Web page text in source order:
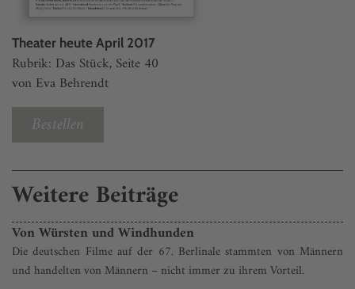
Theater heute April 2017
Rubrik: Das Stück, Seite 40
von Eva Behrendt
Bestellen
Weitere Beiträge
Von Würsten und Windhunden
Die deutschen Filme auf der 67. Berlinale stammten von Männern
und handelten von Männern – nicht immer zu ihrem Vorteil.